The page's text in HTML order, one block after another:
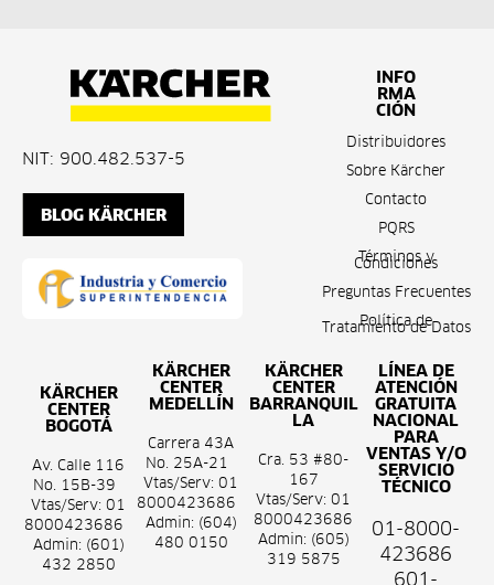
NIT: 900.482.537-5
BLOG KÄRCHER
INFO
RMA
CIÓN
Distribuidores
Sobre Kärcher
Contacto
PQRS
Términos y
Condiciones
Preguntas Frecuentes
Política de
Tratamiento de Datos
KÄRCHER
CENTER
BOGOTÁ
Av. Calle 116
No. 15B-39
Vtas/Serv: 01
8000423686
Admin: (601)
432 2850
KÄRCHER
CENTER
MEDELLÍN
Carrera 43A
No. 25A-21
Vtas/Serv: 01
8000423686
Admin: (604)
480 0150
KÄRCHER
CENTER
BARRANQUIL
LA
Cra. 53 #80-
167
Vtas/Serv: 01
8000423686
Admin: (605)
319 5875
LÍNEA DE
ATENCIÓN
GRATUITA
NACIONAL
PARA
VENTAS Y/O
SERVICIO
TÉCNICO
01-8000-
423686
601-